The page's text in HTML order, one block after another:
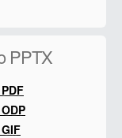
PPTX